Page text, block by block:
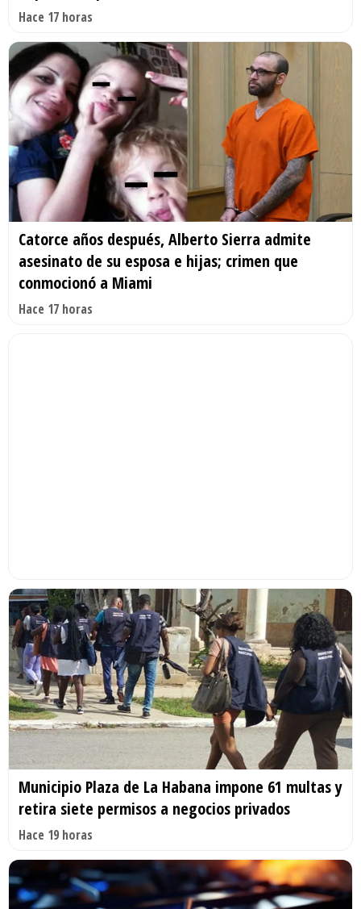
Hace 17 horas
Catorce años después, Alberto Sierra admite
asesinato de su esposa e hijas; crimen que
conmocionó a Miami
Hace 17 horas
Municipio Plaza de La Habana impone 61 multas y
retira siete permisos a negocios privados
Hace 19 horas